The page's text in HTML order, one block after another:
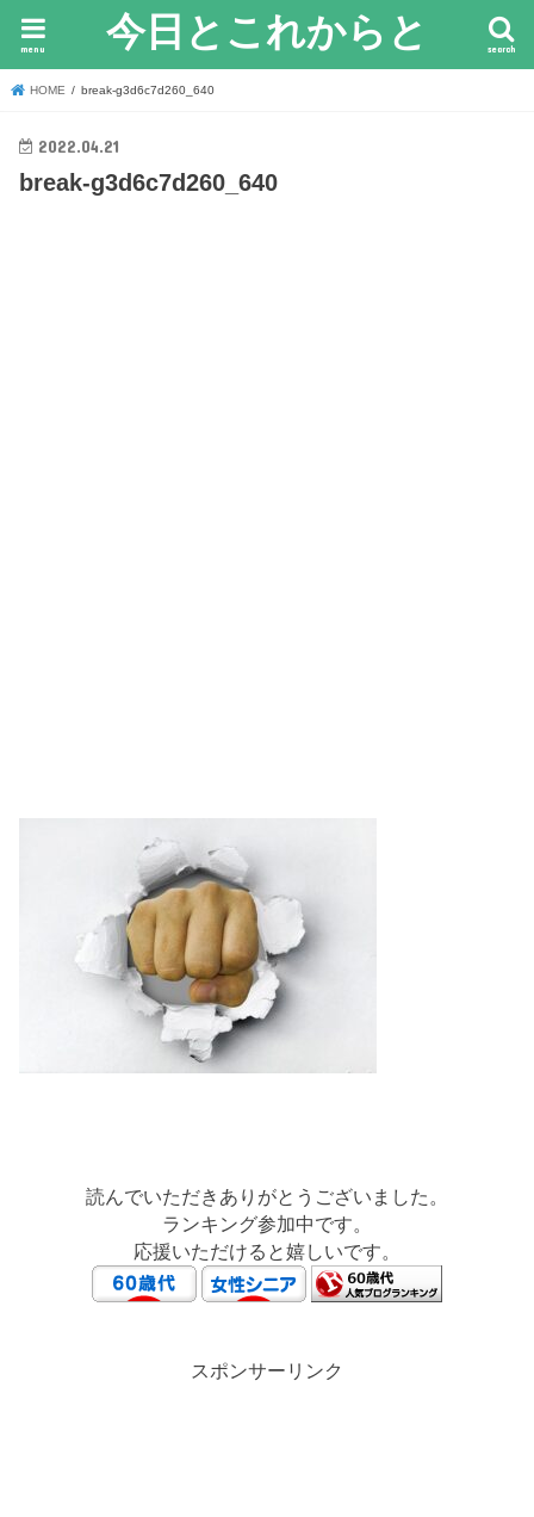
今日とこれからと search
menu
HOME break-g3d6c7d260_640
2022.04.21
break-g3d6c7d260_640
読んでいただきありがとうございました。
ランキング参加中です。
応援いただけると嬉しいです。
スポンサーリンク